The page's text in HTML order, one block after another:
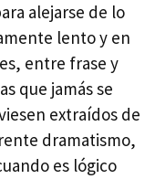
alejarse de lo
lento y en
entre frase y
que jamás se
extraídos de
dramatismo,
es lógico